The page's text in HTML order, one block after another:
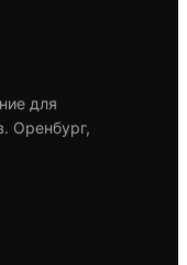
для
Оренбург,